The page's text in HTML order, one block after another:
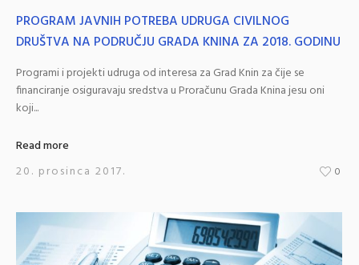
PROGRAM JAVNIH POTREBA UDRUGA CIVILNOG
DRUŠTVA NA PODRUČJU GRADA KNINA ZA 2018. GODINU
Programi i projekti udruga od interesa za Grad Knin za čije se
financiranje osiguravaju sredstva u Proračunu Grada Knina jesu oni
koji...
Read more
20. prosinca 2017.
0